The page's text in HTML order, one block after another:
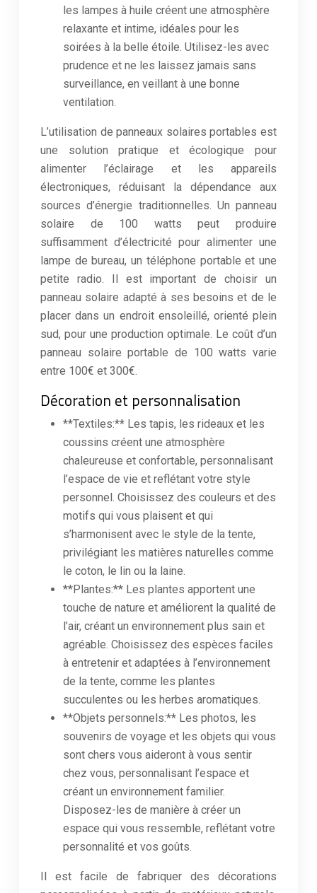
les lampes à huile créent une atmosphère
relaxante et intime, idéales pour les
soirées à la belle étoile. Utilisez-les avec
prudence et ne les laissez jamais sans
surveillance, en veillant à une bonne
ventilation.
L’utilisation de panneaux solaires portables est
une solution pratique et écologique pour
alimenter l’éclairage et les appareils
électroniques, réduisant la dépendance aux
sources d’énergie traditionnelles. Un panneau
solaire de 100 watts peut produire
suffisamment d’électricité pour alimenter une
lampe de bureau, un téléphone portable et une
petite radio. Il est important de choisir un
panneau solaire adapté à ses besoins et de le
placer dans un endroit ensoleillé, orienté plein
sud, pour une production optimale. Le coût d’un
panneau solaire portable de 100 watts varie
entre 100€ et 300€.
Décoration et personnalisation
**Textiles:** Les tapis, les rideaux et les
coussins créent une atmosphère
chaleureuse et confortable, personnalisant
l’espace de vie et reflétant votre style
personnel. Choisissez des couleurs et des
motifs qui vous plaisent et qui
s’harmonisent avec le style de la tente,
privilégiant les matières naturelles comme
le coton, le lin ou la laine.
**Plantes:** Les plantes apportent une
touche de nature et améliorent la qualité de
l’air, créant un environnement plus sain et
agréable. Choisissez des espèces faciles
à entretenir et adaptées à l’environnement
de la tente, comme les plantes
succulentes ou les herbes aromatiques.
**Objets personnels:** Les photos, les
souvenirs de voyage et les objets qui vous
sont chers vous aideront à vous sentir
chez vous, personnalisant l’espace et
créant un environnement familier.
Disposez-les de manière à créer un
espace qui vous ressemble, reflétant votre
personnalité et vos goûts.
Il est facile de fabriquer des décorations